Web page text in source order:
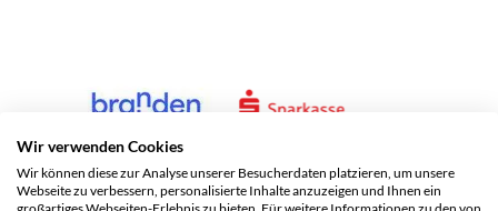
Wir verwenden Cookies
Wir können diese zur Analyse unserer Besucherdaten platzieren, um unsere
Webseite zu verbessern, personalisierte Inhalte anzuzeigen und Ihnen ein